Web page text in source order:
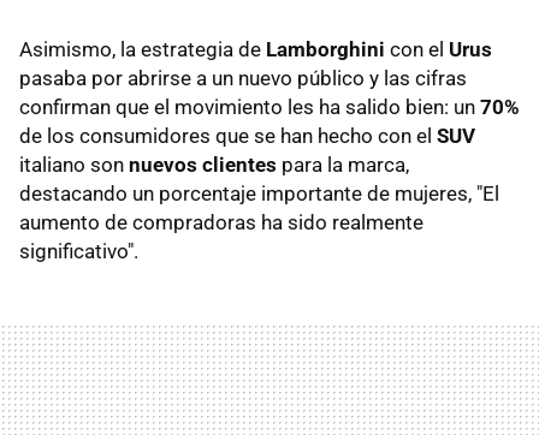
Asimismo, la estrategia de Lamborghini con el Urus
pasaba por abrirse a un nuevo público y las cifras
confirman que el movimiento les ha salido bien: un 70%
de los consumidores que se han hecho con el SUV
italiano son nuevos clientes para la marca,
destacando un porcentaje importante de mujeres, "El
aumento de compradoras ha sido realmente
significativo".